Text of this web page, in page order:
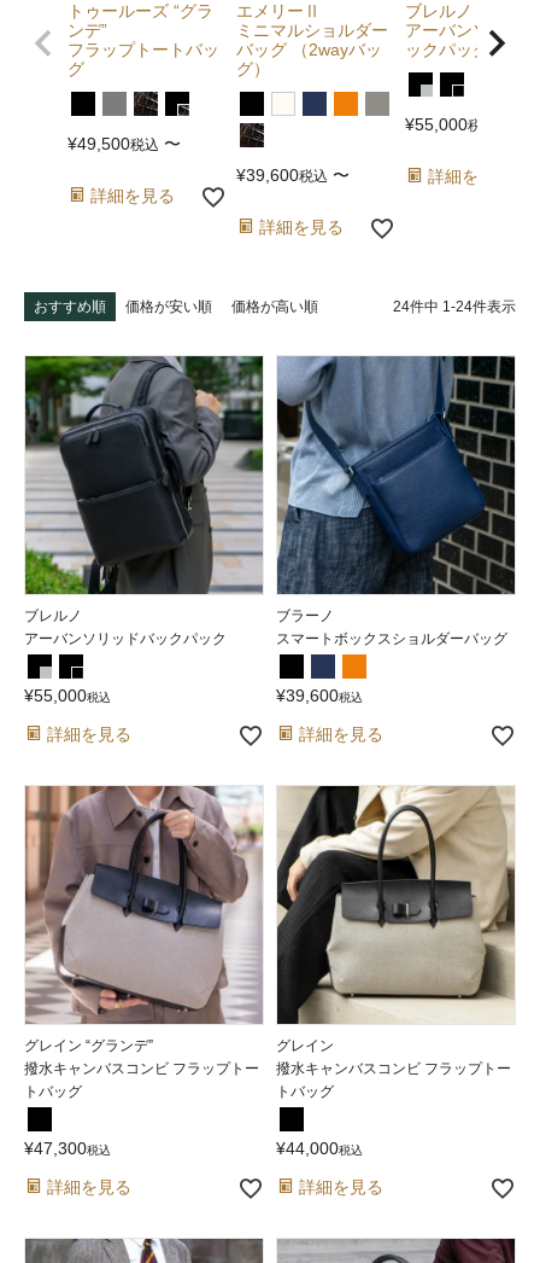
トゥールーズ “グラ
ンデ”
フラップトートバッ
グ
¥49,500税込 〜
詳細を見る
エメリーⅡ
ミニマルショルダー
バッグ （2wayバッ
グ）
¥39,600税込 〜
詳細を見る
ブレルノ
アーバンソリッ
ックパック
¥55,000税込
詳細を見る
おすすめ順 価格が安い順 価格が高い順 24件中 1 -24件表示
ブレルノ
アーバンソリッドバックパック
¥55,000税込
詳細を見る
ブラーノ
スマートボックスショルダーバッグ
¥39,600税込
詳細を見る
グレイン “グランデ”
撥水キャンバスコンビ フラップトー
トバッグ
¥47,300税込
詳細を見る
グレイン
撥水キャンバスコンビ フラップトー
トバッグ
¥44,000税込
詳細を見る